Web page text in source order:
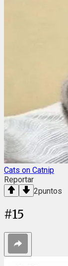
Cats on Catnip
Reportar
2puntos
#15